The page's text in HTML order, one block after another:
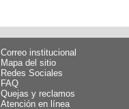
Correo institucional
Mapa del sitio
Redes Sociales
FAQ
Quejas y reclamos
Atención en línea